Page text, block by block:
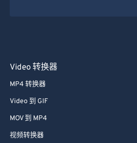
Video 转换器
MP4 转换器
Video 到 GIF
MOV 到 MP4
视频转换器